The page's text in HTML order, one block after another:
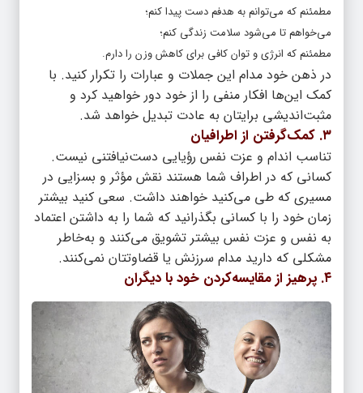
مطمئنم که می‌توانم به هدفم دست پیدا کنم؛
می‌خواهم تا می‌شود سلامت زندگی کنم؛
مطمئنم که انرژی و توان کافی برای کاهش وزن را دارم.
در ذهن خود مدام این جملات و عبارات را تکرار کنید. با
کمک این‌ها افکار منفی را از خود دور خواهید کرد و
مثبت‌اندیشی برایتان به عادت تبدیل خواهد شد.
۳. کمک‌گرفتن از اطرافیان
تناسب اندام و عزت نفس رؤیایی دست‌نیافتنی نیست.
کسانی که در اطراف شما هستند نقش مؤثر و بسزایی در
مسیری که طی می‌کنید خواهند داشت. سعی کنید بیشتر
زمان خود را با کسانی بگذرانید که شما را به داشتن اعتماد
به نفس و عزت نفس بیشتر تشویق می‌کنند و به‌خاطر
مشکلی که دارید مدام سرزنش یا قضاوتتان نمی‌کنند.
۴. پرهیز از مقایسه‌کردن خود با دیگران